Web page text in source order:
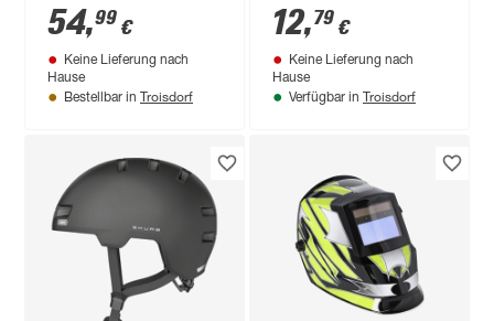
54,99 €
Keine Lieferung nach
Hause
Bestellbar in Troisdorf
12,79 €
Keine Lieferung nach
Hause
Verfügbar in Troisdorf